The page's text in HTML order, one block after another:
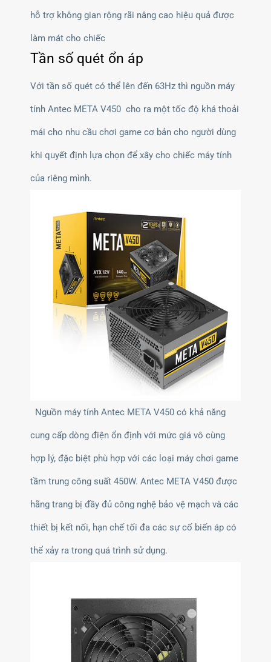
hỗ trợ không gian rộng rãi nâng cao hiệu quả được
làm mát cho chiếc
Tần số quét ổn áp
Với tần số quét có thể lên đến 63Hz thì nguồn máy
tính Antec META V450 cho ra một tốc độ khá thoải
mái cho nhu cầu chơi game cơ bản cho người dùng
khi quyết định lựa chọn để xây cho chiếc máy tính
của riêng mình.
Nguồn máy tính Antec META V450 có khả năng
cung cấp dòng điện ổn định với mức giá vô cùng
hợp lý, đặc biệt phù hợp với các loại máy chơi game
tầm trung công suất 450W. Antec META V450 được
hãng trang bị đầy đủ công nghệ bảo vệ mạch và các
thiết bị kết nối, hạn chế tối đa các sự cố biến áp có
thể xảy ra trong quá trình sử dụng.